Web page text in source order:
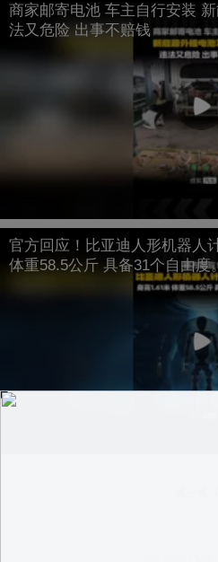
商家邮寄电池 车主自行安装
法又危险 出事不赔钱
官方回应！比亚迪人形机器人
体重58.5公斤 具备31个自由度。